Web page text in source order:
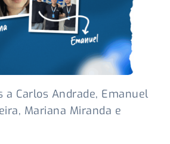
a Carlos Andrade, Emanuel
Mariana Miranda e